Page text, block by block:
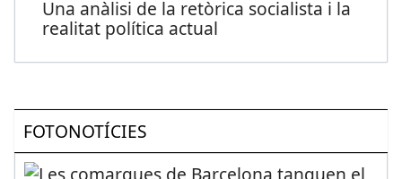
Una anàlisi de la retòrica socialista i la
realitat política actual
FOTONOTÍCIES